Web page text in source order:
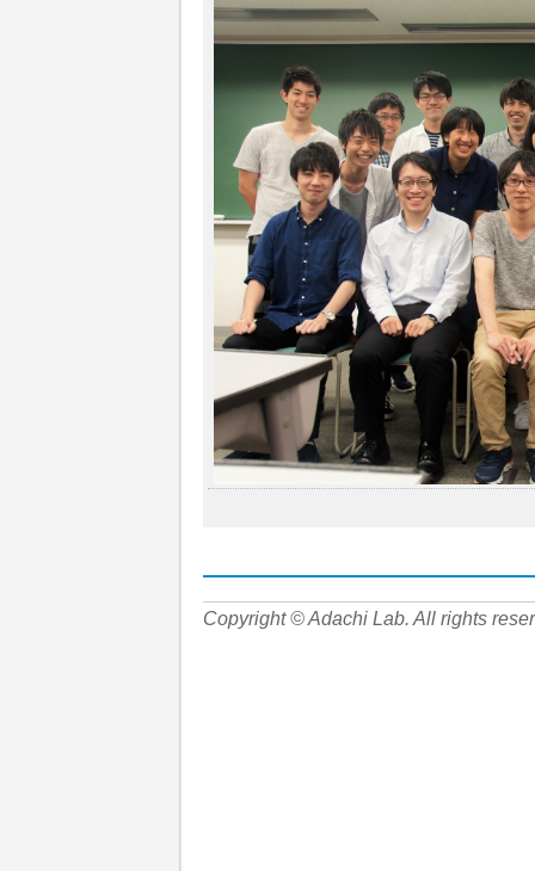
Copyright © Adachi Lab. All rights